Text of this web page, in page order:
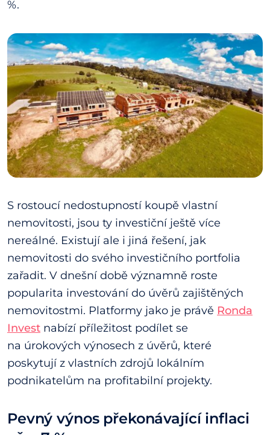
%.
S rostoucí nedostupností koupě vlastní
nemovitosti, jsou ty investiční ještě více
nereálné. Existují ale i jiná řešení, jak
nemovitosti do svého investičního portfolia
zařadit. V dnešní době významně roste
popularita investování do úvěrů zajištěných
nemovitostmi. Platformy jako je právě Ronda
Invest nabízí příležitost podílet se
na úrokových výnosech z úvěrů, které
poskytují z vlastních zdrojů lokálním
podnikatelům na profitabilní projekty.
Pevný výnos překonávající inflaci